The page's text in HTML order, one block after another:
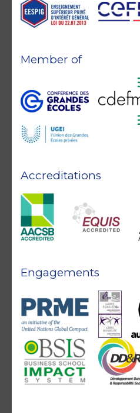
Accreditations
Member of
Engagements